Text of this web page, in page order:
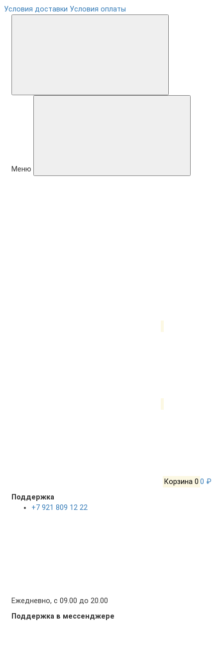
Условия доставки Условия оплаты
Меню
Корзина 0 0 ₽
Поддержка
+7 921 809 12 22
Ежедневно, с 09.00 до 20.00
Поддержка в мессенджере